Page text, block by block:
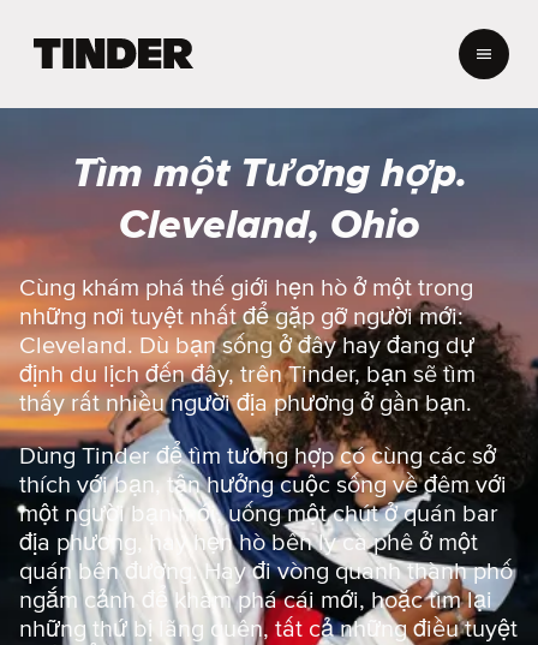
g
c
h
ủ
i
n
d
e
r
Tìm một Tương hợp.
Cleveland, Ohio
Cùng khám phá thế giới hẹn hò ở một trong
những nơi tuyệt nhất để gặp gỡ người mới:
Cleveland. Dù bạn sống ở đây hay đang dự
định du lịch đến đây, trên Tinder, bạn sẽ tìm
thấy rất nhiều người địa phương ở gần bạn.
Dùng Tinder để tìm tương hợp có cùng các sở
thích với bạn, tận hưởng cuộc sống về đêm với
một người bạn mới, uống một chút ở quán bar
địa phương, hay hẹn hò bên ly cà phê ở một
quán bên đường. Hay đi vòng quanh thành phố
ngắm cảnh để khám phá cái mới, hoặc tìm lại
những thứ bị lãng quên, tất cả những điều tuyệt